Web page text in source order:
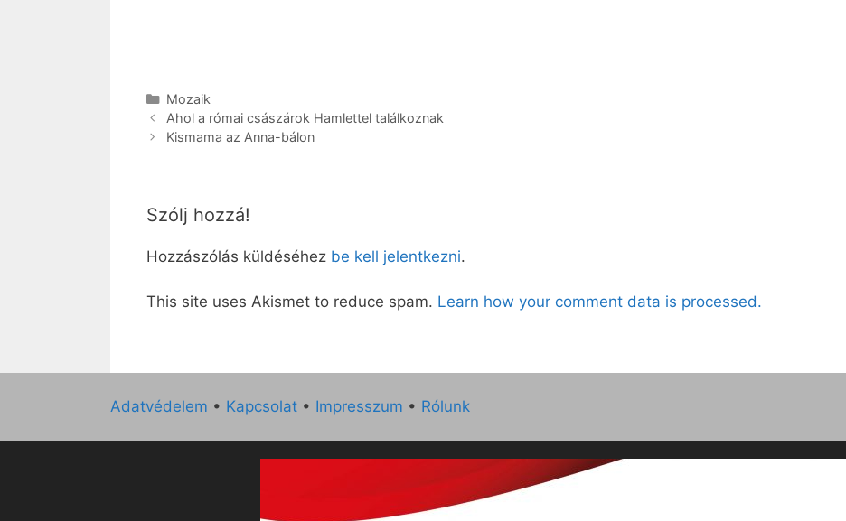
Kategória
Mozaik
Ahol a római császárok Hamlettel találkoznak
Kismama az Anna-bálon
Szólj hozzá!
Hozzászólás küldéséhez be kell jelentkezni.
This site uses Akismet to reduce spam. Learn how your comment data is processed.
Adatvédelem • Kapcsolat • Impresszum • Rólunk